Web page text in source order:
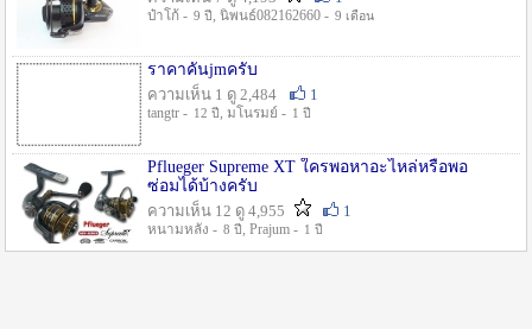
ป๋าโก้ - 9 ปี , นิพนธ์082162660 - 9 เดือน
ราคาคันjmครับ
ความเห็น 1 ดู 2,484
1
tangtr - 12 ปี , มโนรมย์ - 1 ปี
Pflueger Supreme XT ใครพอหาอะไหล่หรือพอ
ซ่อมได้บ้างครับ
ความเห็น 12 ดู 4,955
1
หนามหลัง - 8 ปี , Prajum - 1 ปี